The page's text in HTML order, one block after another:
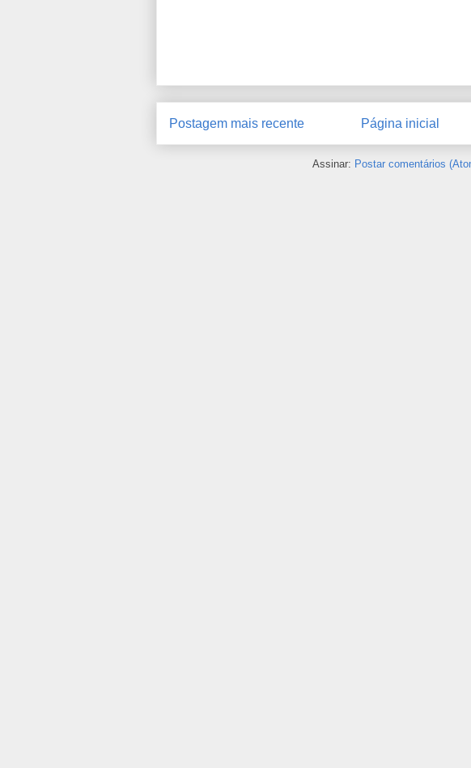
Postagem mais recente Página inicial
Assinar: Postar comentários